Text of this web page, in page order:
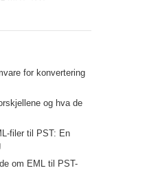
for konvertering
og hva de
filer til PST: En
om EML til PST-